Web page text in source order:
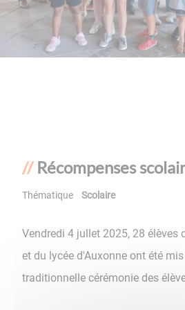
Récompenses
Thématique Scolaire
Vendredi 4 jullet 2025, 28 élèves
et du lycée d'Auxonne ont été
traditionnelle cérémonie des